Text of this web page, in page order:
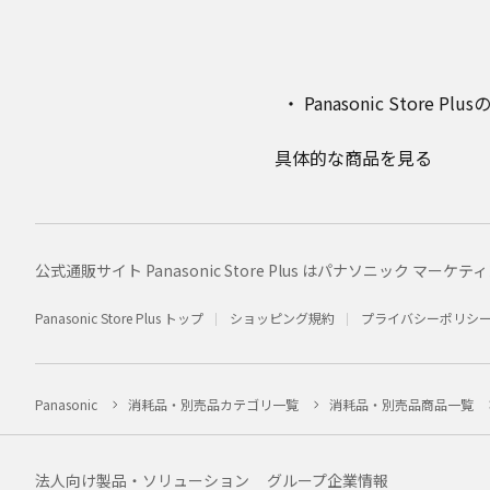
Panasonic Store Plus
具体的な商品を見る
公式通販サイト Panasonic Store Plus はパナソニック マーケテ
Panasonic Store Plus トップ ショッピング規約 プライバシーポリシー
Panasonic 消耗品・別売品カテゴリ一覧 消耗品・別売品商品一覧
法人向け製品・ソリューション グループ企業情報